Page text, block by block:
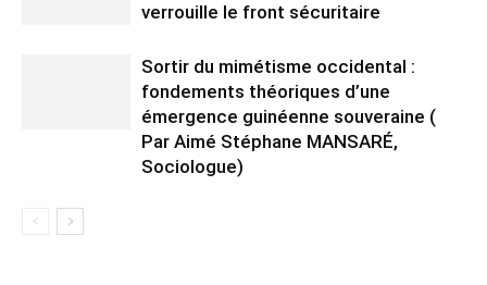
verrouille le front sécuritaire
Sortir du mimétisme occidental :
fondements théoriques d’une
émergence guinéenne souveraine (
Par Aimé Stéphane MANSARÉ,
Sociologue)